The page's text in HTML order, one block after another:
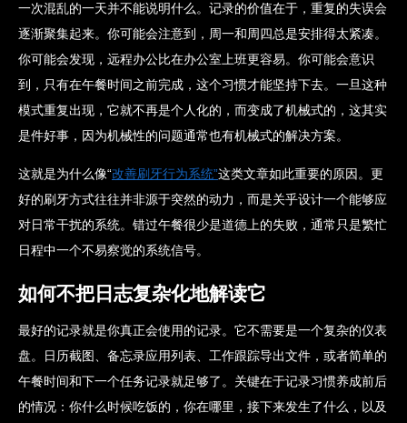
一次混乱的一天并不能说明什么。记录的价值在于，重复的失误会
逐渐聚集起来。你可能会注意到，周一和周四总是安排得太紧凑。
你可能会发现，远程办公比在办公室上班更容易。你可能会意识
到，只有在午餐时间之前完成，这个习惯才能坚持下去。一旦这种
模式重复出现，它就不再是个人化的，而变成了机械式的，这其实
是件好事，因为机械性的问题通常也有机械式的解决方案。
这就是为什么像“改善刷牙行为系统”这类文章如此重要的原因。更
好的刷牙方式往往并非源于突然的动力，而是关乎设计一个能够应
对日常干扰的系统。错过午餐很少是道德上的失败，通常只是繁忙
日程中一个不易察觉的系统信号。
如何不把日志复杂化地解读它
最好的记录就是你真正会使用的记录。它不需要是一个复杂的仪表
盘。日历截图、备忘录应用列表、工作跟踪导出文件，或者简单的
午餐时间和下一个任务记录就足够了。关键在于记录习惯养成前后
的情况：你什么时候吃饭的，你在哪里，接下来发生了什么，以及